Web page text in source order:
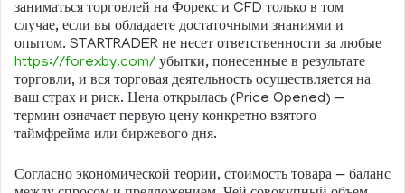
заниматься торговлей на Форекс и CFD только в том
случае, если вы обладаете достаточными знаниями и
опытом. STARTRADER не несет ответственности за любые
https://forexby.com/ убытки, понесенные в результате
торговли, и вся торговая деятельность осуществляется на
ваш страх и риск. Цена открылась (Price Opened) —
термин означает первую цену конкретно взятого
таймфрейма или биржевого дня.
Согласно экономической теории, стоимость товара — баланс